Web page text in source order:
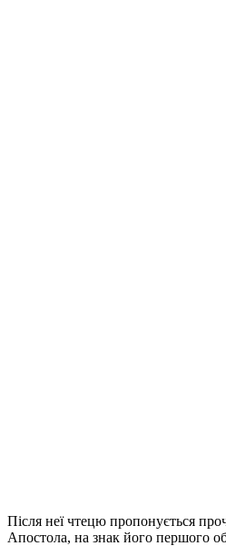
Після неї чтецю пропонується
Апостола, на знак його першого